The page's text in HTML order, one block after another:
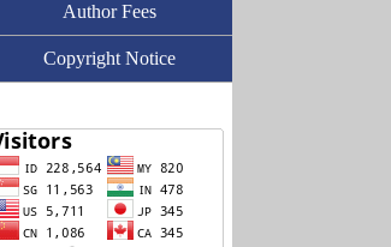
Author Fees
Copyright Notice